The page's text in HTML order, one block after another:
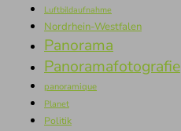
Luftbildaufnahme
Nordrhein-Westfalen
Panorama
Panoramafotografie
panoramique
Planet
Politik